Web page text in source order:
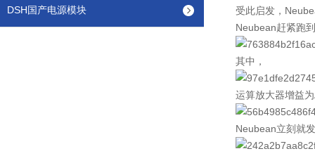
DSH国产电源模块
受此启发，
Neubean赶紧跑
其中，
运算放大器增益
Neubean立刻就